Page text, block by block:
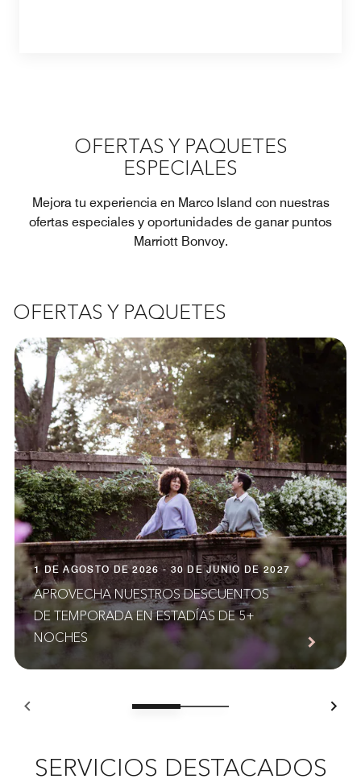
OFERTAS Y PAQUETES
ESPECIALES
Mejora tu experiencia en Marco Island con nuestras
ofertas especiales y oportunidades de ganar puntos
Marriott Bonvoy.
OFERTAS Y PAQUETES
1 DE AGOSTO DE 2026 - 30 DE JUNIO DE 2027
APROVECHA NUESTROS DESCUENTOS
DE TEMPORADA EN ESTADÍAS DE 5+
NOCHES
SERVICIOS DESTACADOS